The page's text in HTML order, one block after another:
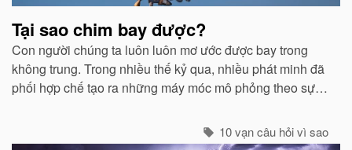
Tại sao chim bay được?
Con người chúng ta luôn luôn mơ ước được bay trong
không trung. Trong nhiều thế kỷ qua, nhiều phát minh đã
phối hợp chế tạo ra những máy móc mô phỏng theo sự
10 vạn câu hỏi vì sao